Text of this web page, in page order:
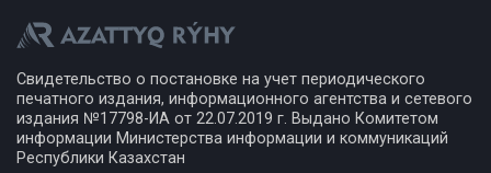
Свидетельство о постановке на учет периодического
печатного издания, информационного агентства и сетевого
издания №17798-ИА от 22.07.2019 г. Выдано Комитетом
информации Министерства информации и коммуникаций
Республики Казахстан